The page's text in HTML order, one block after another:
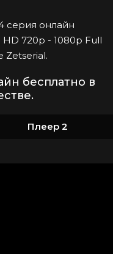
серия онлайн
720p - 1080p Full
Zetserial.
бесплатно в
Плеер 2